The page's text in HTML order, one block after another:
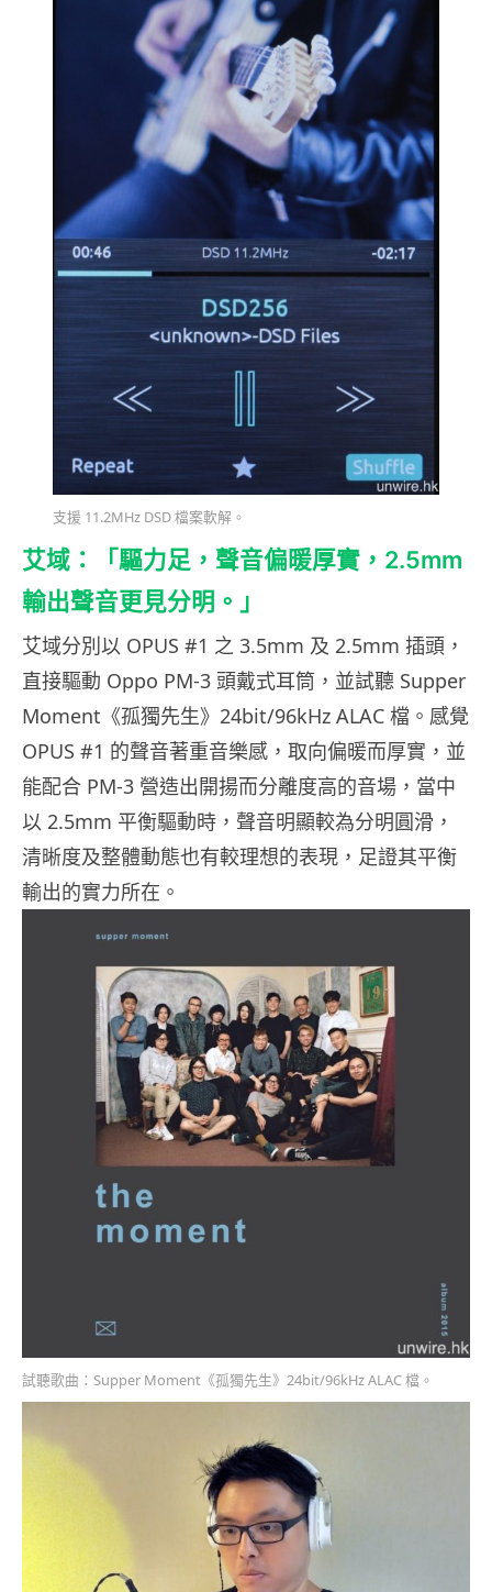
支援 11.2MHz DSD 檔案軟解。
艾域：「驅力足，聲音偏暖厚實，2.5mm
輸出聲音更見分明。」
艾域分別以 OPUS #1 之 3.5mm 及 2.5mm 插頭，
直接驅動 Oppo PM-3 頭戴式耳筒，並試聽 Supper
Moment《孤獨先生》24bit/96kHz ALAC 檔。感覺
OPUS #1 的聲音著重音樂感，取向偏暖而厚實，並
能配合 PM-3 營造出開揚而分離度高的音場，當中
以 2.5mm 平衡驅動時，聲音明顯較為分明圓滑，
清晰度及整體動態也有較理想的表現，足證其平衡
輸出的實力所在。
試聽歌曲：Supper Moment《孤獨先生》24bit/96kHz ALAC 檔。